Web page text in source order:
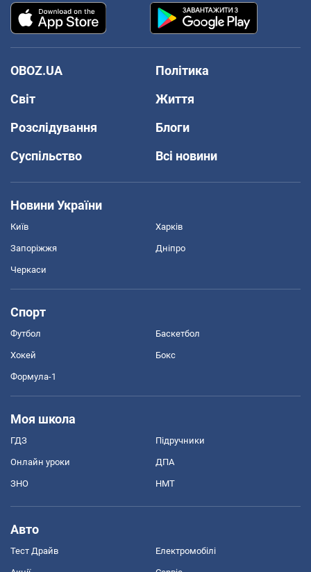
OBOZ.UA
Політика
Світ
Життя
Розслідування
Блоги
Суспільство
Всі новини
Новини України
Київ Харків
Запоріжжя Дніпро
Черкаси
Спорт
Футбол Баскетбол
Хокей Бокс
Формула-1
Моя школа
ГДЗ Підручники
Онлайн уроки ДПА
ЗНО НМТ
Авто
Тест Драйв Електромобілі